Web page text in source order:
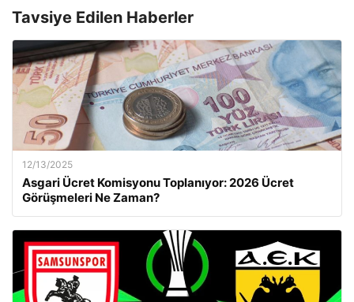
Tavsiye Edilen Haberler
12/13/2025
Asgari Ücret Komisyonu Toplanıyor: 2026 Ücret
Görüşmeleri Ne Zaman?